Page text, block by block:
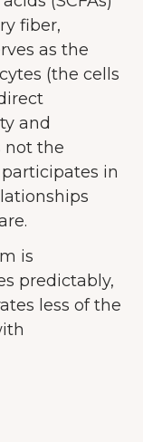
fiber,
as the
(the cells
and
not the
in
is
predictably,
less of the